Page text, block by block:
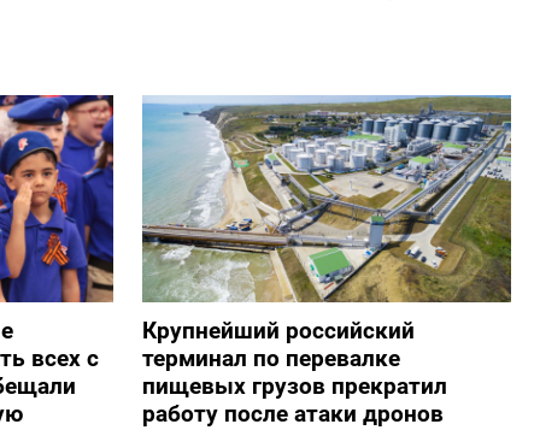
всех с
Крупнейший российский
терминал по перевалке
пищевых грузов прекратил
работу после атаки дронов